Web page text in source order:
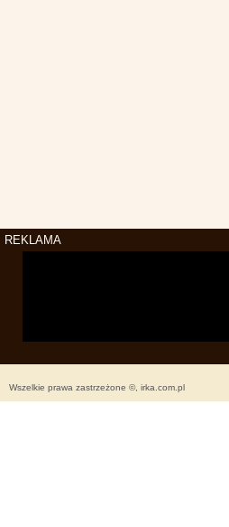
REKLAMA
Wszelkie prawa zastrzeżone ©, irka.com.pl